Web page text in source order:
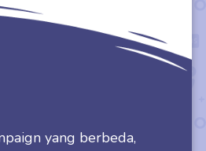
yang berbeda,